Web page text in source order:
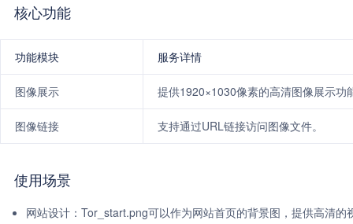
核心功能
功能模块 服务详情
图像展示 提供1920×1030像素的高清图像展示功
图像链接 支持通过URL链接访问图像文件。
使用场景
网站设计：Tor_start.png可以作为网站首页的背景图，提供高清的